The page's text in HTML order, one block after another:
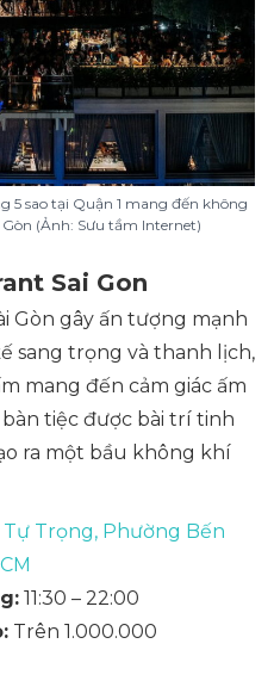
5 sao tại Quận 1​ mang đến không
(Ảnh: Sưu tầm Internet)
Sai Gon
Gòn gây ấn tượng mạnh
sang trọng và thanh lịch,
mang đến cảm giác ấm
tiệc được bài trí tinh
ra một bầu không khí
Tự Trọng, Phường Bến
11:30 – 22:00
Trên 1.000.000